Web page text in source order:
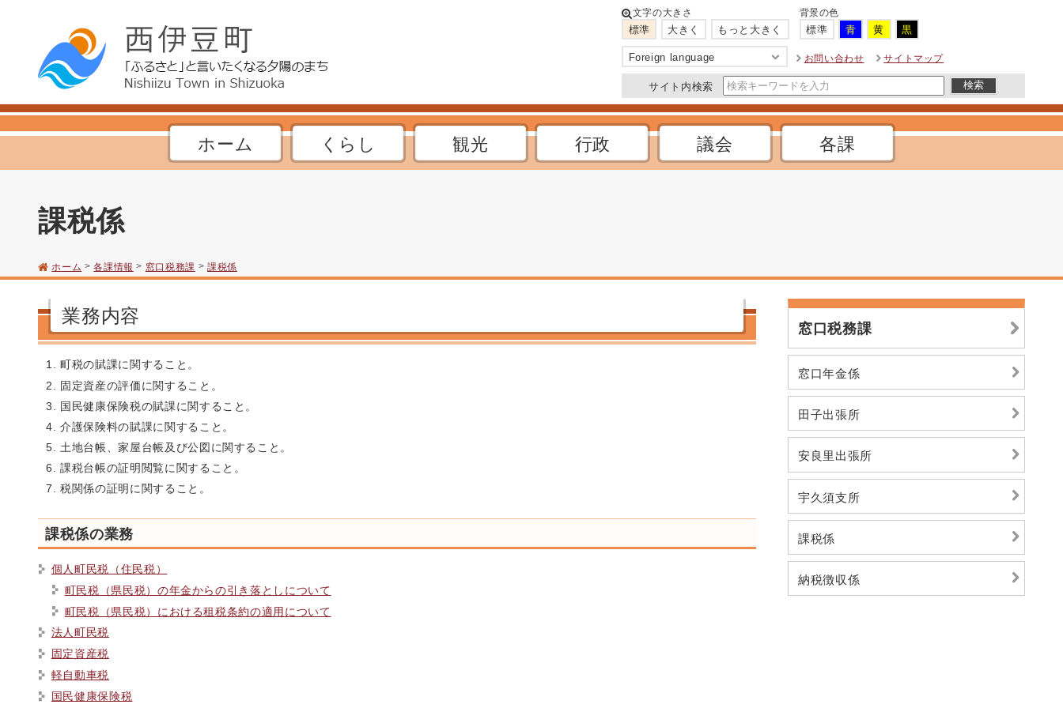
文字の大きさ
標準 大きく もっと大きく
背景の色
標準 青 黄 黒
Foreign language お問い合わせ サイトマップ
サイト内検索
ホーム くらし 観光 行政 議会 各課
課税係
ホーム >各課情報 > 窓口税務課 > 課税係
業務内容
町税の賦課に関すること。
固定資産の評価に関すること。
国民健康保険税の賦課に関すること。
介護保険料の賦課に関すること。
土地台帳、家屋台帳及び公図に関すること。
課税台帳の証明閲覧に関すること。
税関係の証明に関すること。
課税係の業務
個人町民税（住民税）
町民税（県民税）の年金からの引き落としについて
町民税（県民税）における租税条約の適用について
法人町民税
固定資産税
軽自動車税
国民健康保険税
窓口税務課
窓口年金係
田子出張所
安良里出張所
宇久須支所
課税係
納税徴収係